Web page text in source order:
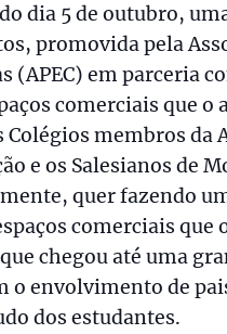
dia 5 de outubro,
promovida pela
(APEC) em parceria
comerciais que o
membros da
e os Salesianos de
quer fazendo
comerciais
chegou até uma
o envolvimento de
dos estudantes.